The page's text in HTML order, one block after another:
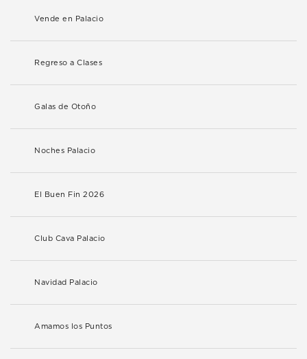
Vende en Palacio
Regreso a Clases
Galas de Otoño
Noches Palacio
El Buen Fin 2026
Club Cava Palacio
Navidad Palacio
Amamos los Puntos